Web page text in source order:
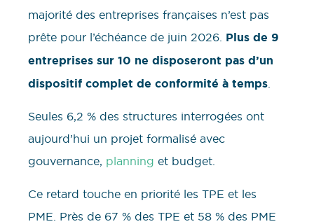
majorité des entreprises françaises n’est pas
prête pour l’échéance de juin 2026. Plus de 9
entreprises sur 10 ne disposeront pas d’un
dispositif complet de conformité à temps
Seules 6,2 % des structures interrogées ont
aujourd’hui un projet formalisé avec
gouvernance, planning et budget.
Ce retard touche en priorité les TPE et les
PME. Près de 67 % des TPE et 58 % des PME